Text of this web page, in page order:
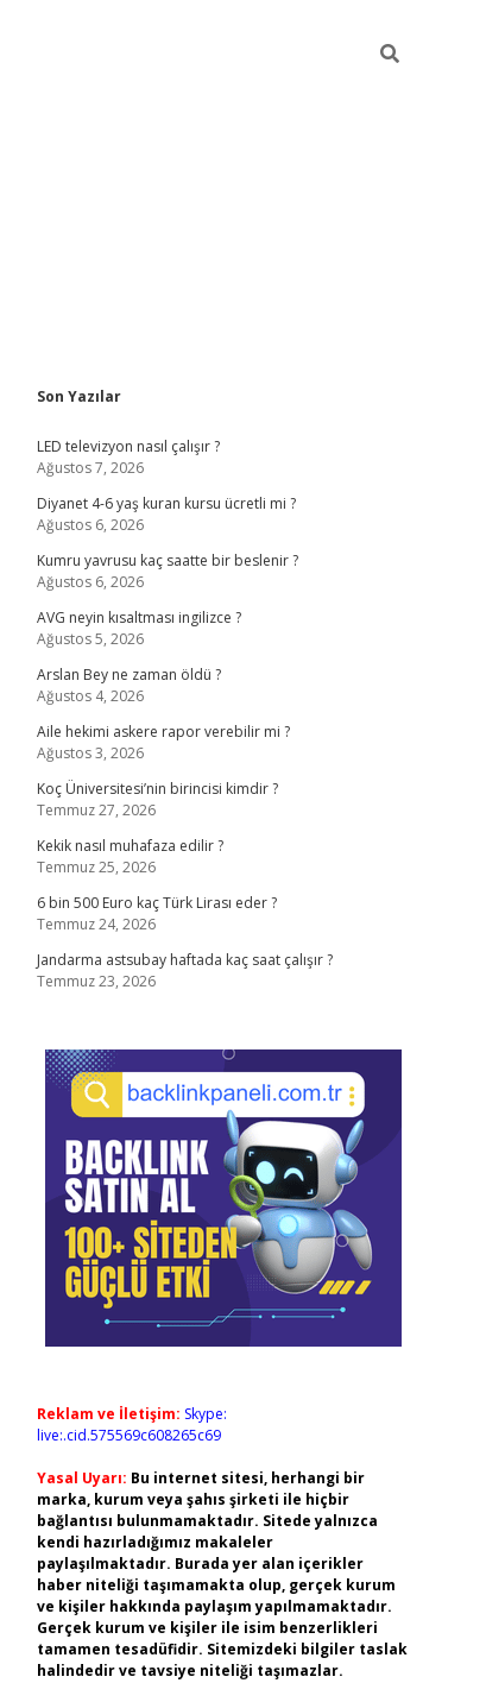
Sidebar
Son Yazılar
LED televizyon nasıl çalışır ?
Ağustos 7, 2026
Diyanet 4-6 yaş kuran kursu ücretli mi ?
Ağustos 6, 2026
Kumru yavrusu kaç saatte bir beslenir ?
Ağustos 6, 2026
AVG neyin kısaltması ingilizce ?
Ağustos 5, 2026
Arslan Bey ne zaman öldü ?
Ağustos 4, 2026
Aile hekimi askere rapor verebilir mi ?
Ağustos 3, 2026
Koç Üniversitesi’nin birincisi kimdir ?
Temmuz 27, 2026
Kekik nasıl muhafaza edilir ?
Temmuz 25, 2026
6 bin 500 Euro kaç Türk Lirası eder ?
Temmuz 24, 2026
Jandarma astsubay haftada kaç saat çalışır ?
Temmuz 23, 2026
Reklam ve İletişim: Skype:
live:.cid.575569c608265c69
Yasal Uyarı: Bu internet sitesi, herhangi bir
marka, kurum veya şahıs şirketi ile hiçbir
bağlantısı bulunmamaktadır. Sitede yalnızca
kendi hazırladığımız makaleler
paylaşılmaktadır. Burada yer alan içerikler
haber niteliği taşımamakta olup, gerçek kurum
ve kişiler hakkında paylaşım yapılmamaktadır.
Gerçek kurum ve kişiler ile isim benzerlikleri
tamamen tesadüfidir. Sitemizdeki bilgiler taslak
halindedir ve tavsiye niteliği taşımazlar.
ilbet yeni giriş